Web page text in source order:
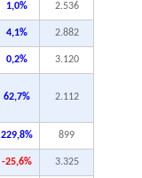
1,0% 2.536
4,1% 2.882
0,2% 3.120
62,7% 2.112
229,8% 899
-25,6% 3.325